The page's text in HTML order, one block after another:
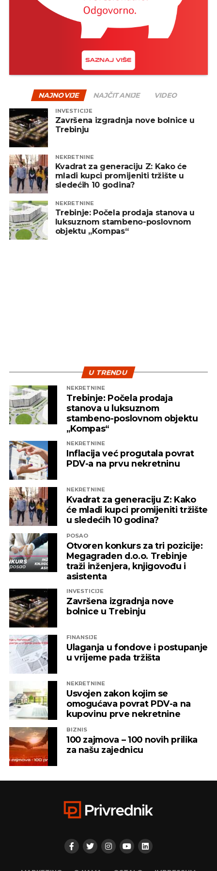
na kraju često nagrađeni.
Jedan od načina za ublažavanje rizika jeste
diverzifikacija – odnosno raspodjela sredstava na
mješovite i alternativne fondove. Na taj način se
smanjuje zavisnost od jednog tržišta ili sektora, a
Zaključak
Pad tržišta, iako može djelovati zabrinjavajuće,
prirodan je dio investicionog procesa. Ulaganje
treba posmatrati kao dugoročan cilj, a ne kao
sredstvo za brzu zaradu. Ključ uspjeha leži u
NAJNOVIJE NAJČITANIJE VIDEO
INVESTICIJE
Završena izgradnja nove bolnice u
Trebinju
NEKRETNINE
Kvadrat za generaciju Z: Kako će
mladi kupci promijeniti tržište u
sledećih 10 godina?
NEKRETNINE
Trebinje: Počela prodaja stanova u
luksuznom stambeno-poslovnom
objektu „Kompas“
U TRENDU
NEKRETNINE
Trebinje: Počela prodaja
stanova u luksuznom
stambeno-poslovnom objektu
„Kompas“
NEKRETNINE
Inflacija već progutala povrat
PDV-a na prvu nekretninu
NEKRETNINE
Kvadrat za generaciju Z: Kako
će mladi kupci promijeniti tržište
u sledećih 10 godina?
POSAO
Otvoren konkurs za tri pozicije:
Megagraden d.o.o. Trebinje
traži inženjera, knjigovođu i
asistenta
INVESTICIJE
Završena izgradnja nove
bolnice u Trebinju
FINANSIJE
Ulaganja u fondove i postupanje
u vrijeme pada tržišta
NEKRETNINE
Usvojen zakon kojim se
omogućava povrat PDV-a na
kupovinu prve nekretnine
BIZNIS
100 zajmova – 100 novih prilika
za našu zajednicu